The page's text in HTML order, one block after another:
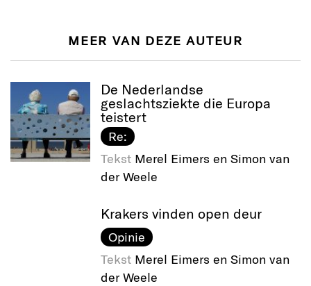
MEER VAN DEZE AUTEUR
De Nederlandse
geslachtsziekte die Europa
teistert
Re:
Tekst Merel Eimers en Simon van
der Weele
Krakers vinden open deur
Opinie
Tekst Merel Eimers en Simon van
der Weele